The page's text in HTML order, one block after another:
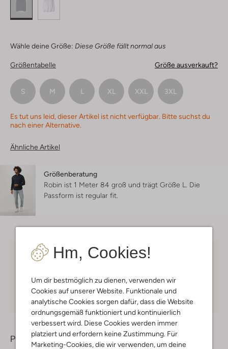
Hm, Cookies!
Um dir bestmöglich zu dienen, verwenden wir
Cookies auf unserer Website. Funktionale und
analytische Cookies sorgen dafür, dass die Website
ordnungsgemäß funktioniert und kontinuierlich
verbessert wird. Diese Cookies werden immer
platziert und erfordern keine Zustimmung. Für
Marketing-Cookies, die wir verwenden, um deine
Wähle deine Größe: Diese Größe fällt normal aus
Größentabelle Größe ausverkauft?
S M L XL XXL 3XL
Es tut uns leid, dieser Artikel ist nicht verfügbar. Bitte suchst du
nach einer Alternative.
Ähnliche Artikel
Größenberatung
Robin ist 1 Meter 84 groß und trägt Größe L. Die
Passform ist regular fit
Kostenloser Versandab € 75 für Club-Omoda
Kauf auf Rechnung 30 Tagen
Produktinformation